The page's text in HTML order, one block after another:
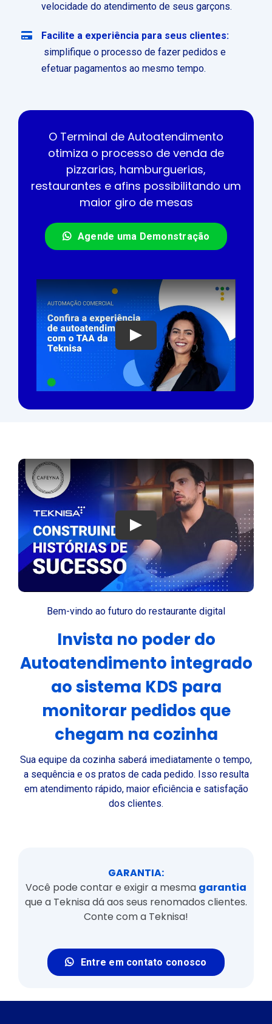
velocidade do atendimento de seus garçons.
Facilite a experiência para seus clientes:
simplifique o processo de fazer pedidos e
efetuar pagamentos ao mesmo tempo.
O Terminal de Autoatendimento
otimiza o processo de venda de
pizzarias, hamburguerias,
restaurantes e afins possibilitando um
maior giro de mesas
Agende uma Demonstração
Play
Play
Bem-vindo ao futuro do restaurante digital
Invista no poder do
Autoatendimento integrado
ao sistema KDS para
monitorar pedidos que
chegam na cozinha
Sua equipe da cozinha saberá imediatamente o tempo,
a sequência e os pratos de cada pedido. Isso resulta
em atendimento rápido, maior eficiência e satisfação
dos clientes.
GARANTIA:
Você pode contar e exigir a mesma garantia
que a Teknisa dá aos seus renomados clientes.
Conte com a Teknisa!
Entre em contato conosco